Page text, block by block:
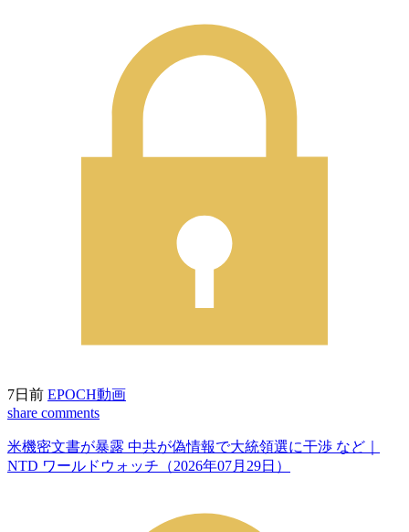
7日前 EPOCH動画
share comments
米機密文書が暴露 中共が偽情報で大統領選に干渉 など｜
NTD ワールドウォッチ（2026年07月29日）